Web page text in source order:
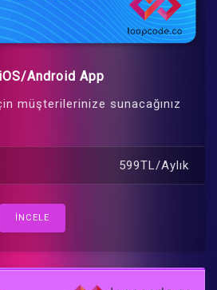
Android App
müşterilerinize sunacağınız
599TL/Aylık
İNCELE